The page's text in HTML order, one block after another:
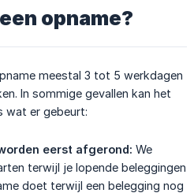
opname?
meestal 3 tot 5 werkdagen
In sommige gevallen kan het
wat er gebeurt:
eerst afgerond: We
terwijl je lopende beleggingen
doet terwijl een belegging nog